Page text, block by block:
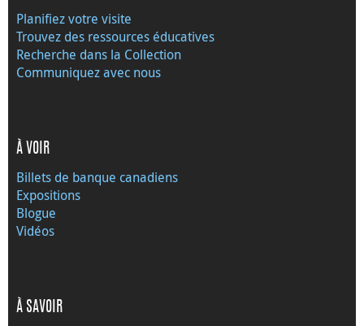
Planifiez votre visite
Trouvez des ressources éducatives
Recherche dans la Collection
Communiquez avec nous
À VOIR
Billets de banque canadiens
Expositions
Blogue
Vidéos
À SAVOIR